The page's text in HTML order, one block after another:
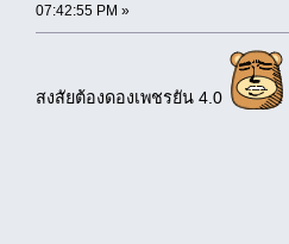
07:42:55 PM »
สงสัยต้องดองเพชรยัน 4.0